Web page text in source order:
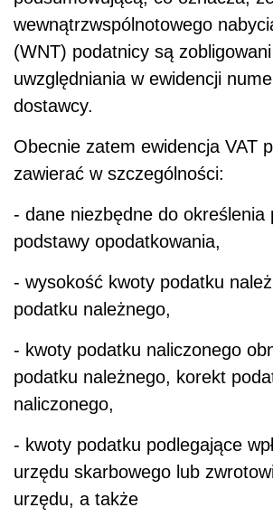
wewnątrzwspólnotowego
(WNT) podatnicy są
uwzględniania w ewidencji
dostawcy.
Obecnie zatem ewidencja VAT
zawierać w szczególności:
- dane niezbędne do określenia
podstawy opodatkowania,
- wysokość kwoty podatku
podatku należnego,
- kwoty podatku naliczonego
podatku należnego, korekt
naliczonego,
- kwoty podatku podlegające
urzędu skarbowego lub
urzędu, a także